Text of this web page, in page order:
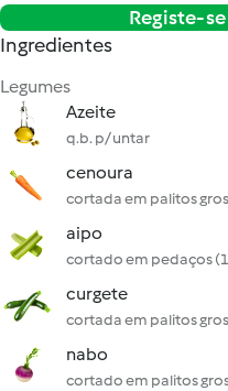
Registe-
Ingredientes
Legumes
Azeite
q.b. p/ untar
cenoura
cortada em palitos
aipo
cortado em pedaços
curgete
cortada em palitos
nabo
cortado em palitos